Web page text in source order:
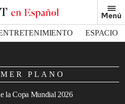
Menú
ESPACIO
PLANO
la Copa Mundial 2026